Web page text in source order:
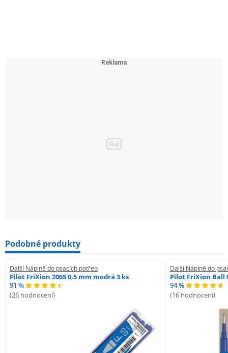
Podobné produkty
Další Náplně do psacích potřeb
Pilot FriXion 2065 0,5 mm modrá 3 ks
91 %
(26 hodnocení)
Další Náplně do
Pilot FriXion Ball
94 %
(16 hodnocení)